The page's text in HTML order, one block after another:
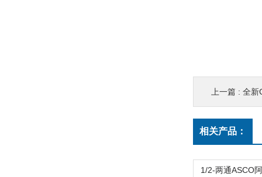
上一篇 : 全新
相关产品：